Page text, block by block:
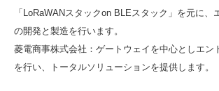
「LoRaWANスタックon BLEスタック」を元に、
の開発と製造を行います。
菱電商事株式会社：ゲートウェイを中心としエン
を行い、トータルソリューションを提供します。